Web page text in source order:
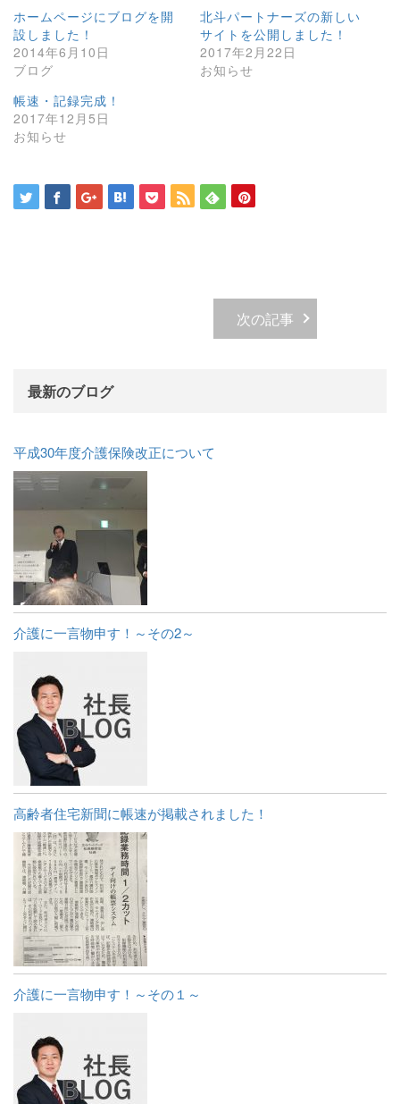
ホームページにブログを開
設しました！
2014年6月10日
ブログ
北斗パートナーズの新しい
サイトを公開しました！
2017年2月22日
お知らせ
帳速・記録完成！
2017年12月5日
お知らせ
次の記事
最新のブログ
平成30年度介護保険改正について
介護に一言物申す！～その2～
高齢者住宅新聞に帳速が掲載されました！
介護に一言物申す！～その１～